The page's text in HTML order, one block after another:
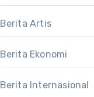
Berita Artis
Berita Ekonomi
Berita Internasional